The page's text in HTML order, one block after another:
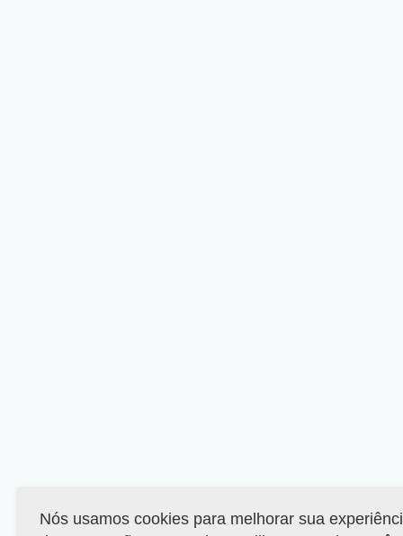
Nós usamos cookies para melhorar sua